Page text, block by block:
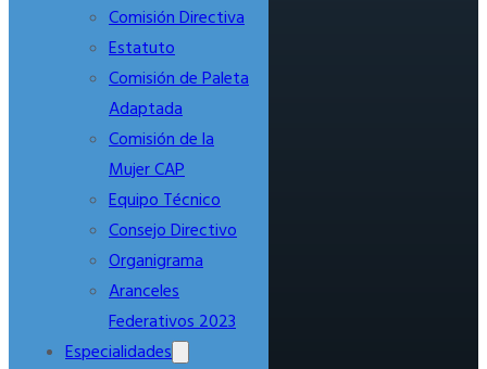
Comisión Directiva
Estatuto
Comisión de Paleta
Adaptada
Comisión de la
Mujer CAP
Equipo Técnico
Consejo Directivo
Organigrama
Aranceles
Federativos 2023
Especialidades